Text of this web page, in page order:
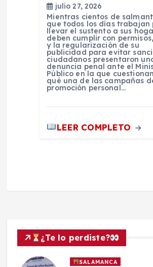
julio 27, 2026
Mientras cientos de
que todos los días trabajan
llevar el sustento a sus
deben cumplir con
y la regularización de su
publicidad para evitar
ciudadanos presentaron
denuncia penal ante el
Público en la que
qué una de las campañas
promoción personal…
LEER COMPLETO
¿Te lo perdiste?
SALAMANCA